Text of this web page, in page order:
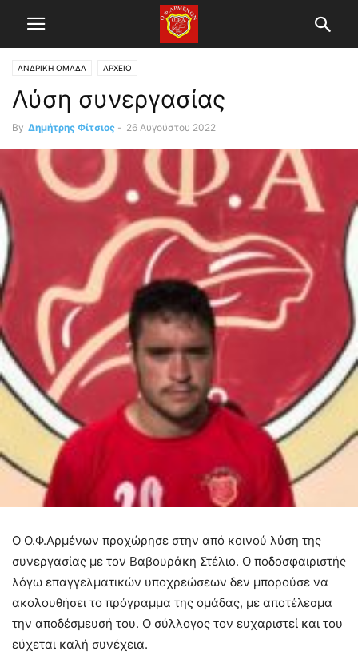
ΑΝΔΡΙΚΗ ΟΜΑΔΑ ΑΡΧΕΙΟ
Λύση συνεργασίας
By Δημήτρης Φίτσιος - 26 Αυγούστου 2022
Ο Ο.Φ.Αρμένων προχώρησε στην από κοινού λύση της
συνεργασίας με τον Βαβουράκη Στέλιο. Ο ποδοσφαιριστής
λόγω επαγγελματικών υποχρεώσεων δεν μπορούσε να
ακολουθήσει το πρόγραμμα της ομάδας, με αποτέλεσμα
την αποδέσμευσή του. Ο σύλλογος τον ευχαριστεί και του
εύχεται καλή συνέχεια.